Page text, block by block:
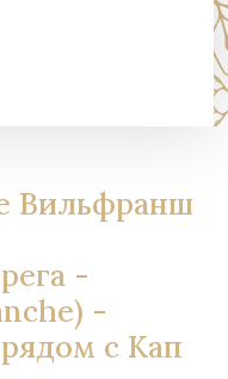
Вильфранш
-
-
с Кап